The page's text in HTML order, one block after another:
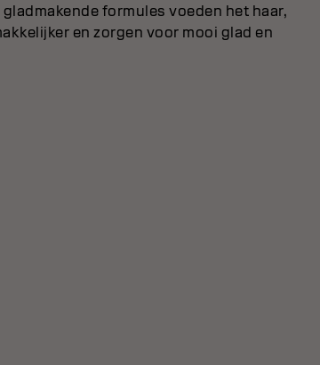
gladmakende formules voeden het haar,
en zorgen voor mooi glad en